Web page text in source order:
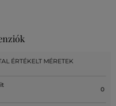
ÉRTÉKELT MÉRETEK
0